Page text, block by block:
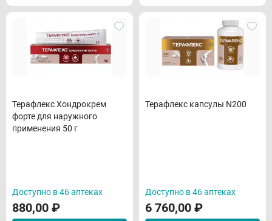
Терафлекс Хондрокрем
форте для наружного
применения 50 г
Доступно в 46 аптеках
880,00 ₽
Терафлекс капсулы N200
Доступно в 46 аптеках
6 760,00 ₽